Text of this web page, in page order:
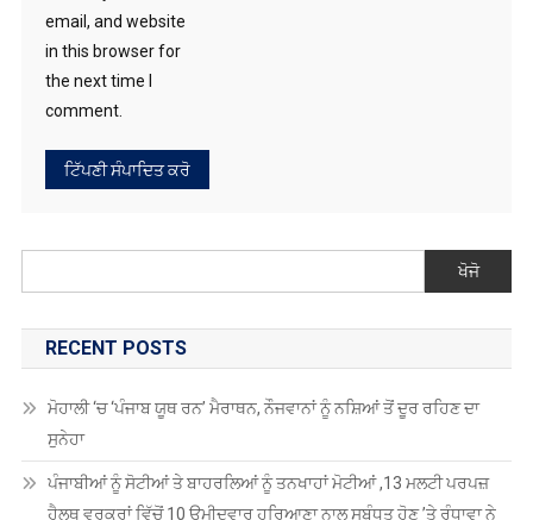
email, and website
in this browser for
the next time I
comment.
ਖੋਜੋ
RECENT POSTS
ਮੋਹਾਲੀ ‘ਚ ‘ਪੰਜਾਬ ਯੂਥ ਰਨ’ ਮੈਰਾਥਨ, ਨੌਜਵਾਨਾਂ ਨੂੰ ਨਸ਼ਿਆਂ ਤੋਂ ਦੂਰ ਰਹਿਣ ਦਾ
ਸੁਨੇਹਾ
ਪੰਜਾਬੀਆਂ ਨੂੰ ਸੋਟੀਆਂ ਤੇ ਬਾਹਰਲਿਆਂ ਨੂੰ ਤਨਖਾਹਾਂ ਮੋਟੀਆਂ ,13 ਮਲਟੀ ਪਰਪਜ਼
ਹੈਲਥ ਵਰਕਰਾਂ ਵਿੱਚੋਂ 10 ਉਮੀਦਵਾਰ ਹਰਿਆਣਾ ਨਾਲ ਸਬੰਧਤ ਹੋਣ ’ਤੇ ਰੰਧਾਵਾ ਨੇ